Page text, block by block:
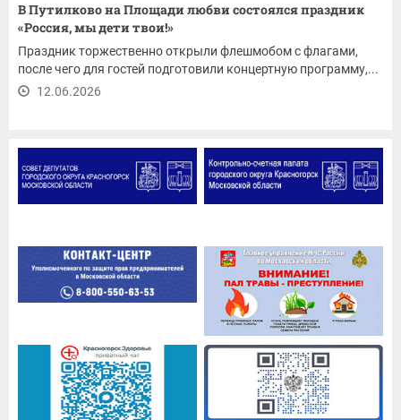
В Путилково на Площади любви состоялся праздник
«Россия, мы дети твои!»
Праздник торжественно открыли флешмобом с флагами,
после чего для гостей подготовили концертную программу,...
12.06.2026